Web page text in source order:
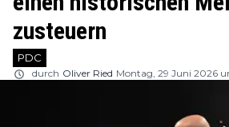
zusteuern
PDC
durch Oliver Ried Montag, 29 Juni 2026